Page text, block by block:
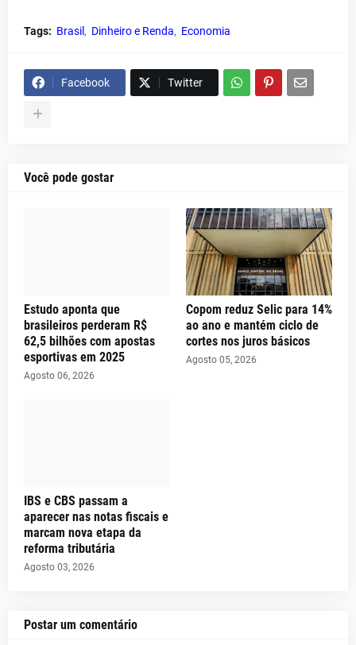
Tags: Brasil Dinheiro e Renda Economia
Facebook Twitter
Você pode gostar
Estudo aponta que
brasileiros perderam R$
62,5 bilhões com apostas
esportivas em 2025
Agosto 06, 2026
Copom reduz Selic para 14%
ao ano e mantém ciclo de
cortes nos juros básicos
Agosto 05, 2026
IBS e CBS passam a
aparecer nas notas fiscais e
marcam nova etapa da
reforma tributária
Agosto 03, 2026
Postar um comentário